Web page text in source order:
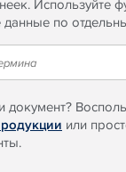
Используйте
данные по
документ?
или